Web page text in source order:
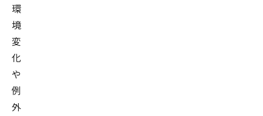
環
境
変
化
や
例
外